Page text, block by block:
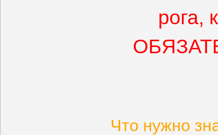
рога,
Что нужно